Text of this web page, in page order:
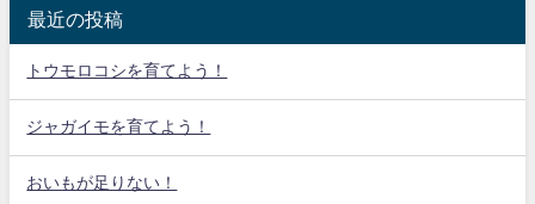
最近の投稿
トウモロコシを育てよう！
ジャガイモを育てよう！
おいもが足りない！